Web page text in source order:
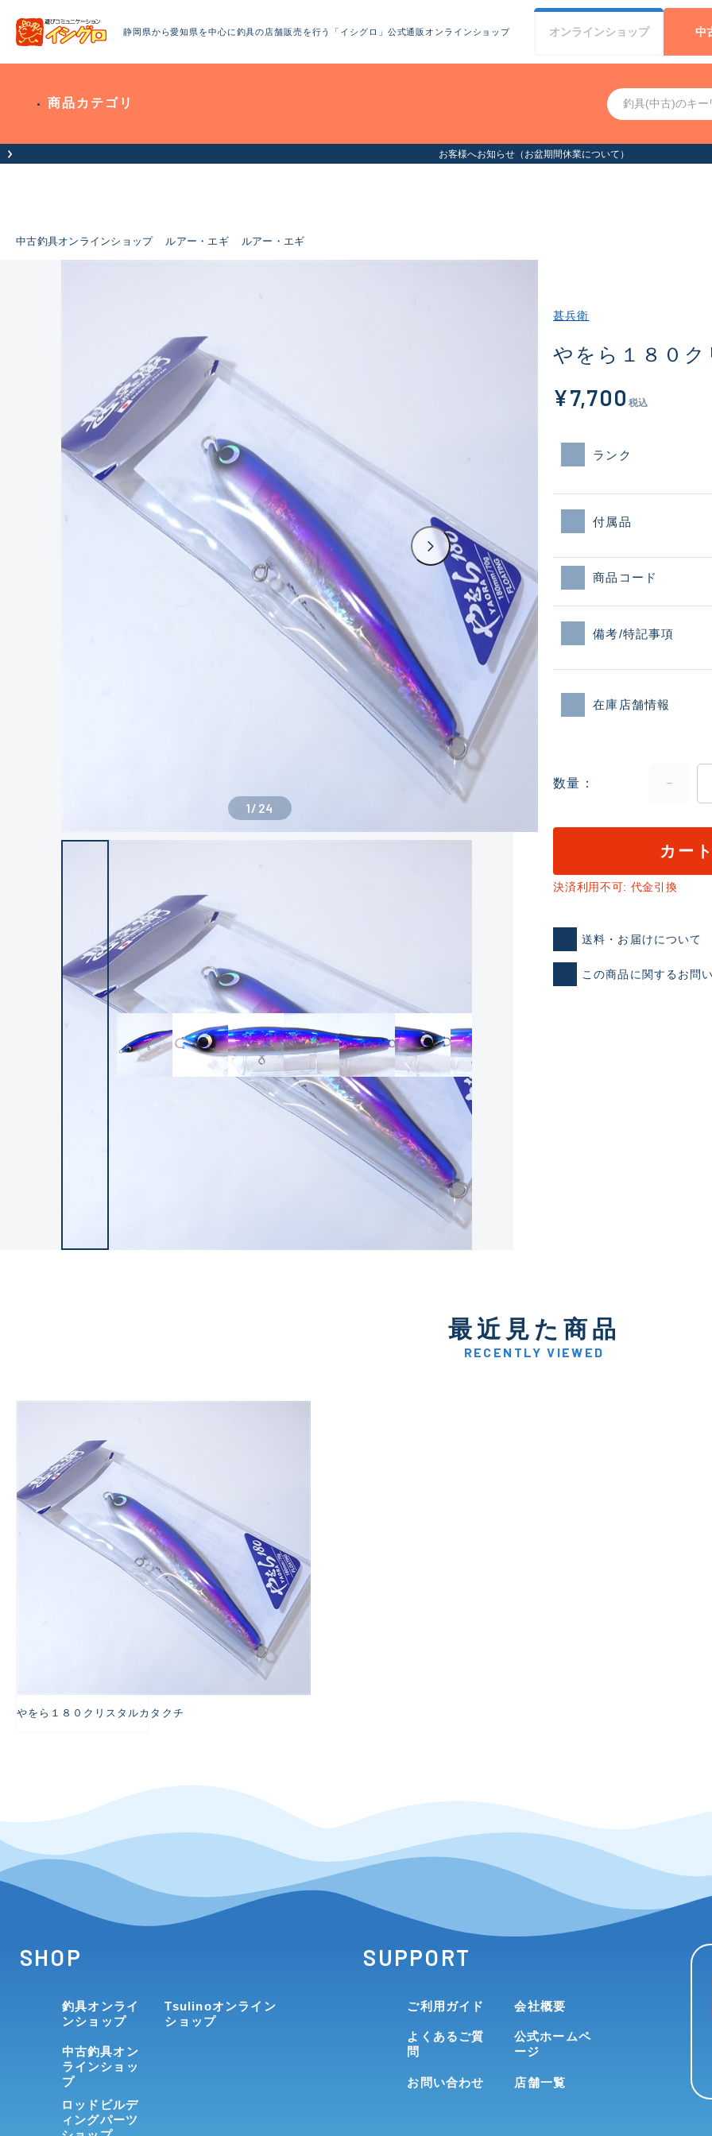
静岡県から愛知県を中心に釣具の店舗販売を行う「イシグロ」公式通販オンラインショップ オンラインショップ 中
商品カテゴリ
中古釣具オンラインショップ ルアー・エギ ルアー・エギ
ランクとは？
C-
い品
1/ 24
甚兵衛
やをら１８０
¥7,700 税込
ランク
付属品
商品コード
備考/特記事項
在庫店舗情報
数量
カー
決済利用不可: 代金引換
送料・お届けについて
この商品に関するお問
最近見た商品
RECENTLY VIEWED
やをら１８０クリスタルカタクチ
SHOP
釣具オンライ
ンショップ
中古釣具オン
ラインショッ
プ
ロッドビルデ
ィングパーツ
Tsulinoオンライン
ショップ
SUPPORT
ご利用ガイド
よくあるご質
問
お問い合わせ
会社概要
公式ホームペ
ージ
店舗一覧